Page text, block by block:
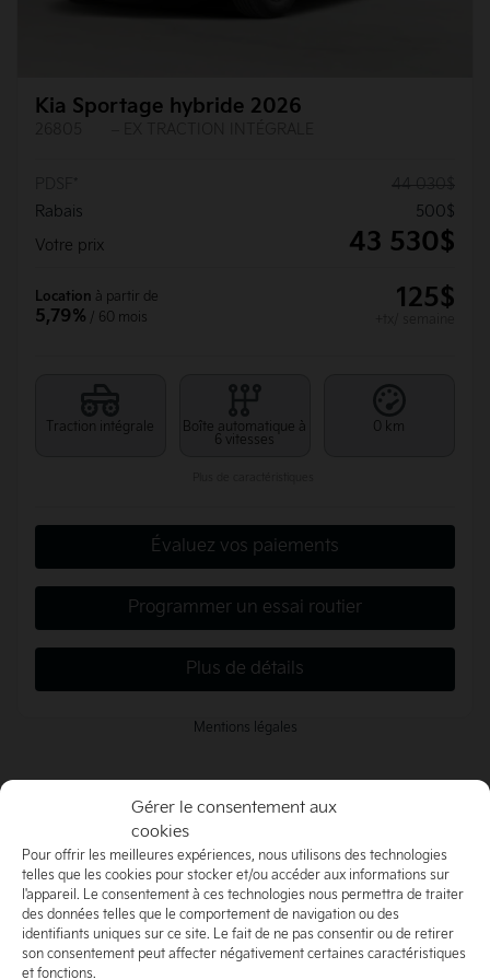
Gérer le consentement aux
cookies
Pour offrir les meilleures expériences, nous utilisons des technologies
telles que les cookies pour stocker et/ou accéder aux informations sur
l'appareil. Le consentement à ces technologies nous permettra de traiter
des données telles que le comportement de navigation ou des
identifiants uniques sur ce site. Le fait de ne pas consentir ou de retirer
son consentement peut affecter négativement certaines caractéristiques
et fonctions.
Kia Sportage hybride 2026
Rabais
500$
Votre prix
43 530$
Location à partir de
5,79% / 60 mois
125$
Traction intégrale
Boîte automatique à
6 vitesses
0 km
Évaluez vos paiements
Programmer un essai routier
Plus de détails
Mentions légales